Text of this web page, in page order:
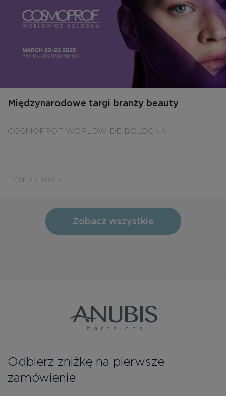
Mar 27, 2025
Międzynarodowe targi branży beauty
COSMOPROF WORLDWIDE BOLOGNA
Zobacz wszystkie
Odbierz zniżkę na pierwsze
zamówienie